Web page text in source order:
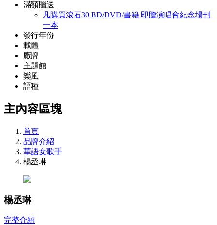
滿額贈送
凡購買滾石30 BD/DVD/書籍 即贈演唱會紀念場刊
一本
發行年份
載體
廠牌
主題館
樂風
語種
主內容區塊
首頁
品牌介紹
華語女歌手
楊丞琳
楊丞琳
完整介紹